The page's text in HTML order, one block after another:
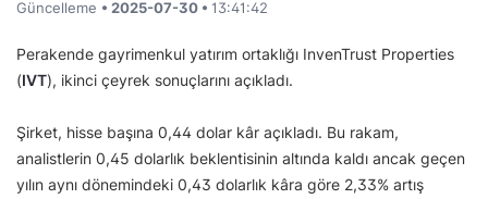
Güncelleme • 2025-07-30 • 13:41:42
Perakende gayrimenkul yatırım ortaklığı InvenTrust Properties
(IVT), ikinci çeyrek sonuçlarını açıkladı.
Şirket, hisse başına 0,44 dolar kâr açıkladı. Bu rakam,
analistlerin 0,45 dolarlık beklentisinin altında kaldı ancak geçen
yılın aynı dönemindeki 0,43 dolarlık kâra göre 2,33% artış